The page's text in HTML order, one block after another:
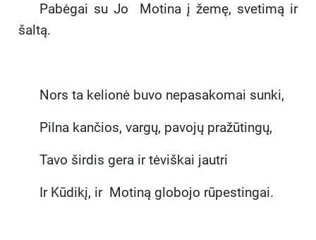
Pabėgai su Jo Motina į žemę, svetimą ir
šaltą.
Nors ta kelionė buvo nepasakomai sunki,
Pilna kančios, vargų, pavojų pražūtingų,
Tavo širdis gera ir tėviškai jautri
Ir Kūdikį, ir Motiną globojo rūpestingai.